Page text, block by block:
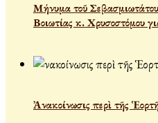
Μήνυμα τοῦ
Βοιωτίας κ. Χρυσοστόμου
Ἀνακοίνωσις περὶ τῆς